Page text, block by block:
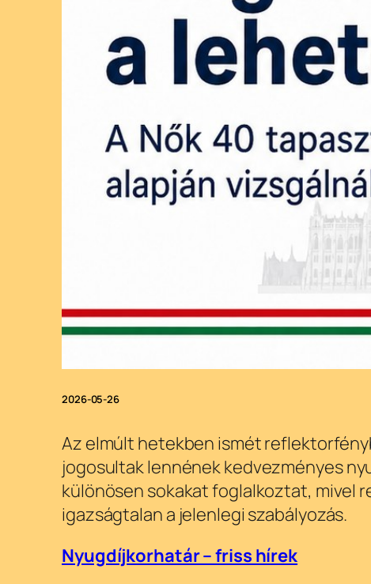
2026-05-26
Az elmúlt hetekben ismét
jogosultak lennének kedvezményes
különösen sokakat foglalkoztat, mivel
igazságtalan a jelenlegi szabályozás.
Nyugdíjkorhatár – friss hírek